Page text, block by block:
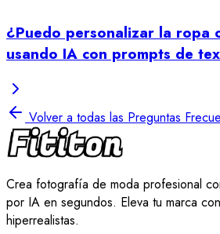
¿Puedo personalizar la ropa
usando IA con prompts de
Volver a todas las Preguntas
Crea fotografía de moda profesional
por IA en segundos. Eleva tu marca
hiperrealistas.